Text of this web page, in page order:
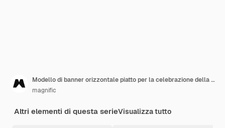
Modello di banner orizzontale piatto per la celebrazione della Giornata mondiale del turismo
magnific
Altri elementi di questa serieVisualizza tutto